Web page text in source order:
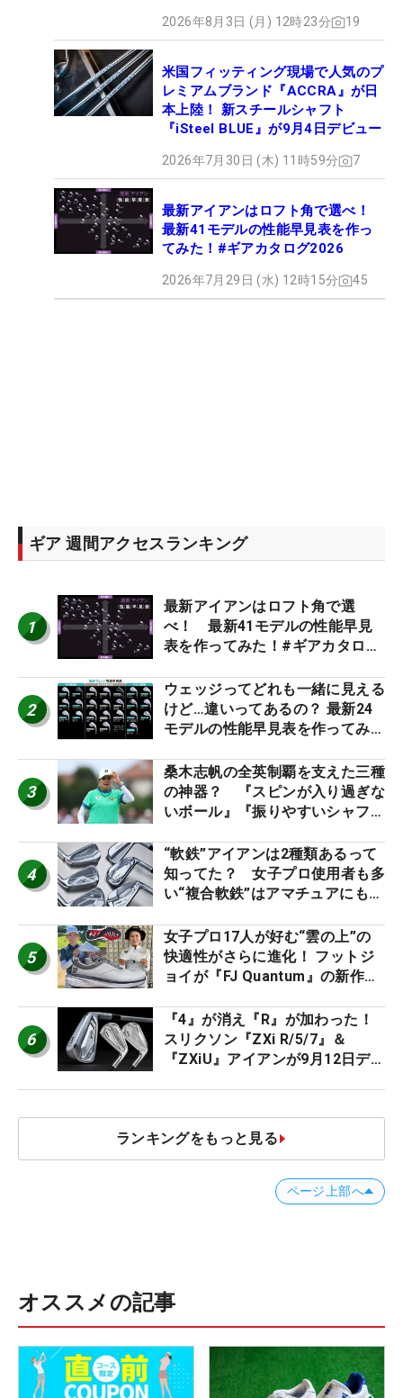
2026年8月3日 (月) 12時23分 19
米国フィッティング現場で人気のプ
レミアムブランド『ACCRA』が日
本上陸！ 新スチールシャフト
『iSteel BLUE』が9月4日デビュー
2026年7月30日 (木) 11時59分 7
最新アイアンはロフト角で選べ！
最新41モデルの性能早見表を作っ
てみた！#ギアカタログ2026
2026年7月29日 (水) 12時15分 45
ギア 週間アクセスランキング
1
最新アイアンはロフト角で選
べ！ 最新41モデルの性能早見
表を作ってみた！#ギアカタログ
2
ウェッジってどれも一緒に見える
けど…違いってあるの？ 最新24
モデルの性能早見表を作ってみ
3
桑木志帆の全英制覇を支えた三種
の神器？ 『スピンが入り過ぎな
いボール』『振りやすいシャフ
ー』 #女子プロセッティング
4
“軟鉄”アイアンは2種類あるって
知ってた？ 女子プロ使用者も多
い“複合軟鉄”はアマチュアにもオ
5
女子プロ17人が好む“雲の上”の
快適性がさらに進化！ フットジ
ョイが『FJ Quantum』の新作を
6
『4』が消え『R』が加わった！
スリクソン『ZXi R/5/7』＆
『ZXiU』アイアンが9月12日デ
ランキングをもっと見る
ページ上部へ
オススメの記事